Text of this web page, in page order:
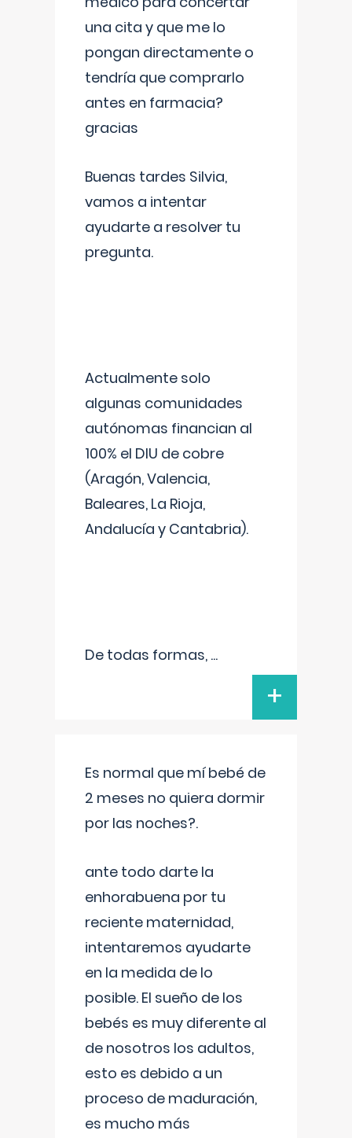
una cita y que me lo
pongan directamente o
tendría que comprarlo
antes en farmacia?
gracias
Buenas tardes Silvia,
vamos a intentar
ayudarte a resolver tu
pregunta.
Actualmente solo
algunas comunidades
autónomas financian al
100% el DIU de cobre
(Aragón, Valencia,
Baleares, La Rioja,
Andalucía y Cantabria).
De todas formas, ...
+
Es normal que mí bebé de
2 meses no quiera dormir
por las noches?.
ante todo darte la
enhorabuena por tu
reciente maternidad,
intentaremos ayudarte
en la medida de lo
posible. El sueño de los
bebés es muy diferente al
de nosotros los adultos,
esto es debido a un
proceso de maduración,
es mucho más